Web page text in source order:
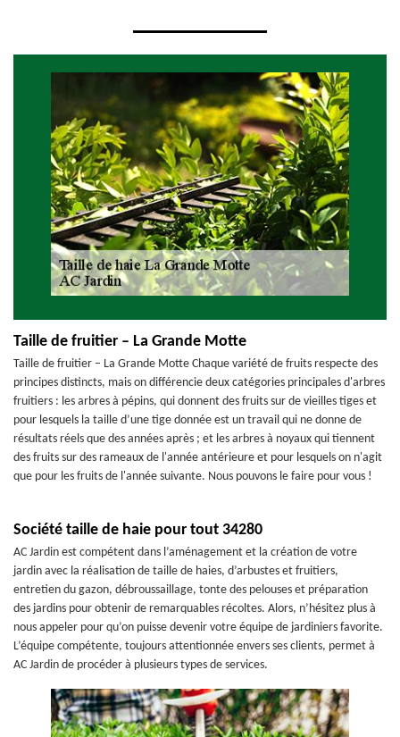
Taille de fruitier – La Grande Motte
Taille de fruitier – La Grande Motte Chaque variété de fruits respecte des
principes distincts, mais on différencie deux catégories principales d'arbres
fruitiers : les arbres à pépins, qui donnent des fruits sur de vieilles tiges et
pour lesquels la taille d’une tige donnée est un travail qui ne donne de
résultats réels que des années après ; et les arbres à noyaux qui tiennent
des fruits sur des rameaux de l'année antérieure et pour lesquels on n'agit
que pour les fruits de l'année suivante. Nous pouvons le faire pour vous !
Société taille de haie pour tout 34280
AC Jardin est compétent dans l’aménagement et la création de votre
jardin avec la réalisation de taille de haies, d’arbustes et fruitiers,
entretien du gazon, débroussaillage, tonte des pelouses et préparation
des jardins pour obtenir de remarquables récoltes. Alors, n’hésitez plus à
nous appeler pour qu’on puisse devenir votre équipe de jardiniers favorite.
L’équipe compétente, toujours attentionnée envers ses clients, permet à
AC Jardin de procéder à plusieurs types de services.